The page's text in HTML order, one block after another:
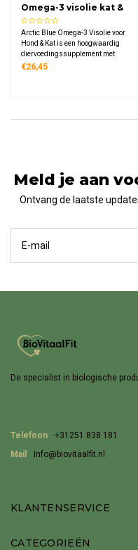
Omega-3 visolie kat &
hond DHA & EPA
Arctic Blue Omega-3 Visolie voor
Hond & Kat is een hoogwaardig
diervoedingssupplement met
kabeljauwleverolie uit Noorwegen.
€26,45
Meld je aan
Ontvang de laatste
De specialist in biologische
Telefoon
+31251 838 181
Mail
Info@biovitaalfit.nl
KLANTENSERVICE
CATEGORIEËN